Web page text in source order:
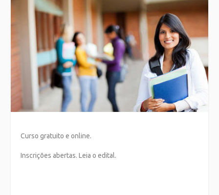
Curso gratuito e online.
Inscrições abertas. Leia o edital.